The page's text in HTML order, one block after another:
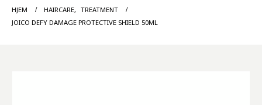
HJEM HAIRCARE, TREATMENT
JOICO DEFY DAMAGE PROTECTIVE SHIELD 50ML